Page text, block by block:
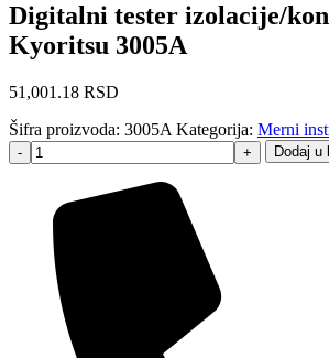
Digitalni tester izolacije/
Kyoritsu 3005A
51,001.18 RSD
Šifra proizvoda: 3005A Kategorija: Merni
- + Dodaj u